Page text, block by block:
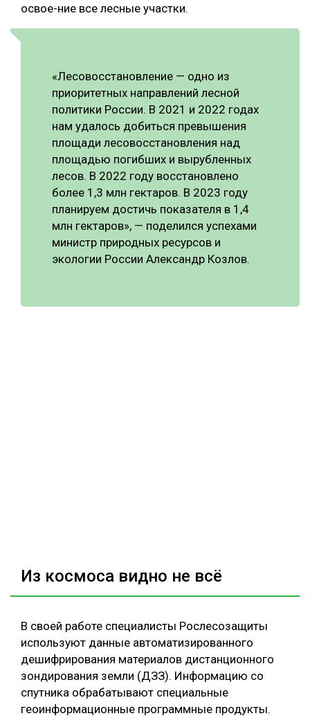
освое-ние все лесные участки.
«Лесовосстановление — одно из
приоритетных направлений лесной
политики России. В 2021 и 2022 годах
нам удалось добиться превышения
площади лесовосстановления над
площадью погибших и вырубленных
лесов. В 2022 году восстановлено
более 1,3 млн гектаров. В 2023 году
планируем достичь показателя в 1,4
млн гектаров», — поделился успехами
министр природных ресурсов и
экологии России Александр Козлов.
Из космоса видно не всё
В своей работе специалисты Рослесозащиты
используют данные автоматизированного
дешифрирования материалов дистанционного
зондирования земли (ДЗЗ). Информацию со
спутника обрабатывают специальные
геоинформационные программные продукты.